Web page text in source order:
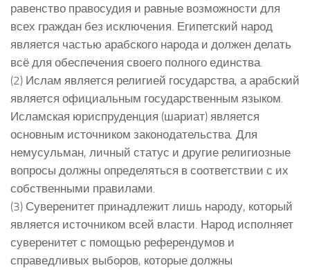
равенство правосудия и равные возможности для
всех граждан без исключения. Египетский народ
является частью арабского народа и должен делать
всё для обеспечения своего полного единства.
(2) Ислам является религией государства, а арабский
является официальным государственным языком.
Исламская юриспруденция (шариат) является
основным источником законодательства. Для
немусульман, личный статус и другие религиозные
вопросы должны определяться в соответствии с их
собственными правилами.
(3) Суверенитет принадлежит лишь народу, который
является источником всей власти. Народ исполняет
суверенитет с помощью референдумов и
справедливых выборов, которые должны